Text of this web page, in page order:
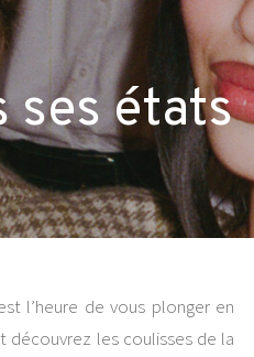
ses états
l’heure de vous plonger en
découvrez les coulisses de la